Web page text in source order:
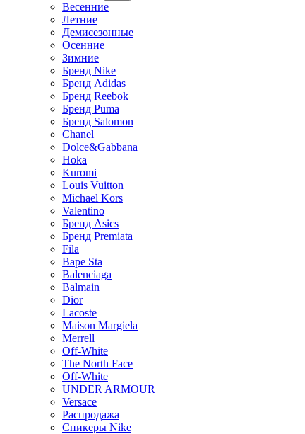
Весенние
Летние
Демисезонные
Осенние
Зимние
Бренд Nike
Бренд Adidas
Бренд Reebok
Бренд Puma
Бренд Salomon
Chanel
Dolce&Gabbana
Hoka
Kuromi
Louis Vuitton
Michael Kors
Valentino
Бренд Asics
Бренд Premiata
Fila
Bape Sta
Balenciaga
Balmain
Dior
Lacoste
Maison Margiela
Merrell
Off-White
The North Face
Off-White
UNDER ARMOUR
Versace
Распродажа
Сникеры Nike